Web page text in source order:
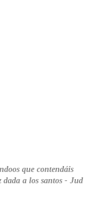
que contendáis
a los santos - Jud